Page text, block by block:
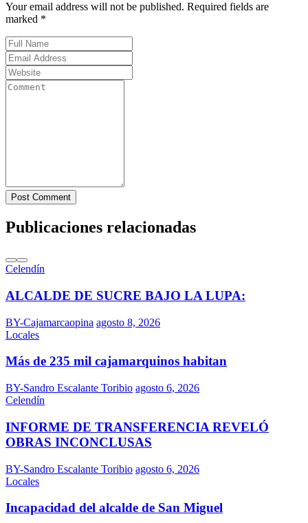
Your email address will not be published. Required fields are
marked *
Post Comment
Publicaciones relacionadas
Celendín
ALCALDE DE SUCRE BAJO LA LUPA:
BY-Cajamarcaopina agosto 8, 2026
Locales
Más de 235 mil cajamarquinos habitan
BY-Sandro Escalante Toribio agosto 6, 2026
Celendín
INFORME DE TRANSFERENCIA REVELÓ
OBRAS INCONCLUSAS
BY-Sandro Escalante Toribio agosto 6, 2026
Locales
Incapacidad del alcalde de San Miguel